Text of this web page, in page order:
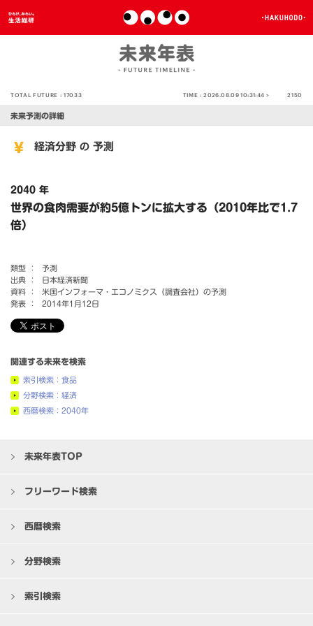
TOTAL FUTURE :17033 TIME :2026.08.09 10:31:44 > 2150
未来予測の詳細
経済分野 の 予測
2040 年
世界の食肉需要が約5億トンに拡大する（2010年比で1.7
倍）
類型 ：
予測
出典 ：
日本経済新聞
資料 ：
米国インフォーマ・エコノミクス（調査会社）の予測
発表 ：
2014年1月12日
関連する未来を検索
索引検索：食品
分野検索：経済
西暦検索：2040年
未来年表TOP
フリーワード検索
西暦検索
分野検索
索引検索